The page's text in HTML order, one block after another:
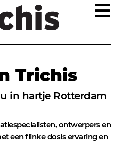
Trichis
in hartje Rotterdam
ontwerpers en
een flinke dosis ervaring en